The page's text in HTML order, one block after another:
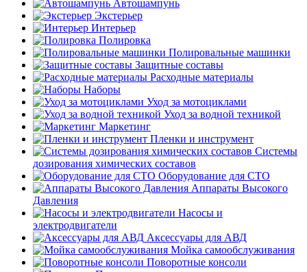
Автошампунь
Экстерьер
Интерьер
Полировка
Полировальные машинки
Защитные составы
Расходные материалы
Наборы
Уход за мотоциклами
Уход за водной техникой
Маркетинг
Пленки и инструмент
Системы
дозирования химических составов
Оборудование для СТО
Аппараты Высокого
Давления
Насосы и
электродвигатели
Аксессуары для АВД
Мойка самообслуживания
Поворотные консоли